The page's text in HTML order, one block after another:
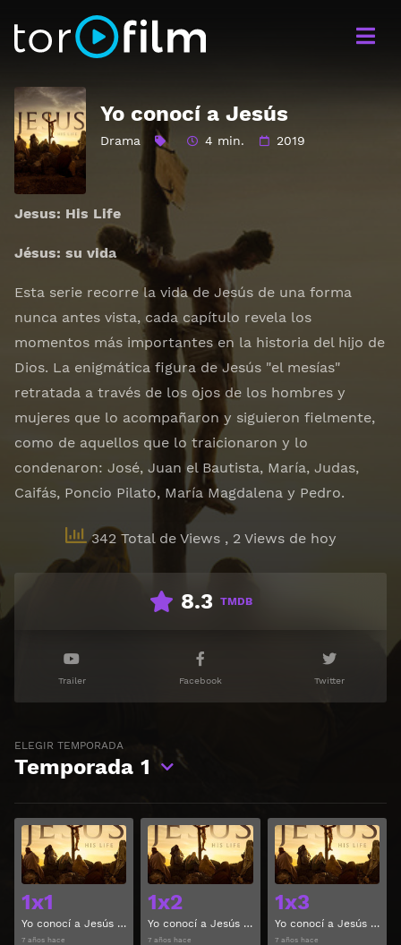
Yo conocí a Jesús
Drama 4 min. 2019
Jesus: His Life
Jésus: su vida
Esta serie recorre la vida de Jesús de una forma
nunca antes vista, cada capítulo revela los
momentos más importantes en la historia del hijo de
Dios. La enigmática figura de Jesús "el mesías"
retratada a través de los ojos de los hombres y
mujeres que lo acompañaron y siguieron fielmente,
como de aquellos que lo traicionaron y lo
condenaron: José, Juan el Bautista, María, Judas,
Caifás, Poncio Pilato, María Magdalena y Pedro.
342 Total de Views , 2 Views de hoy
8.3 TMDB
Trailer Facebook Twitter
ELEGIR TEMPORADA
Temporada 1
1x1
Yo conocí a Jesús Temporada 1 Capitulo 1
7 años hace
Ver
1x2
Yo conocí a Jesús Temporada 1 Capitulo 2
7 años hace
Ver
1x3
Yo conocí a Jesús Temporada 1 Capitulo 3
7 años hace